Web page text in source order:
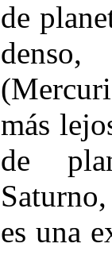
de
más
de
es una